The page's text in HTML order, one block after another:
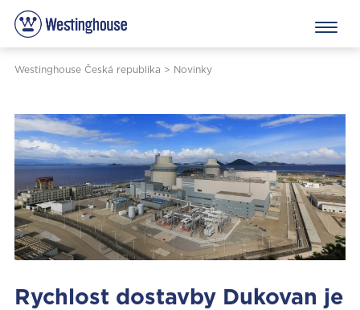
Westinghouse Česká republika > Novinky
Rychlost dostavby Dukovan je